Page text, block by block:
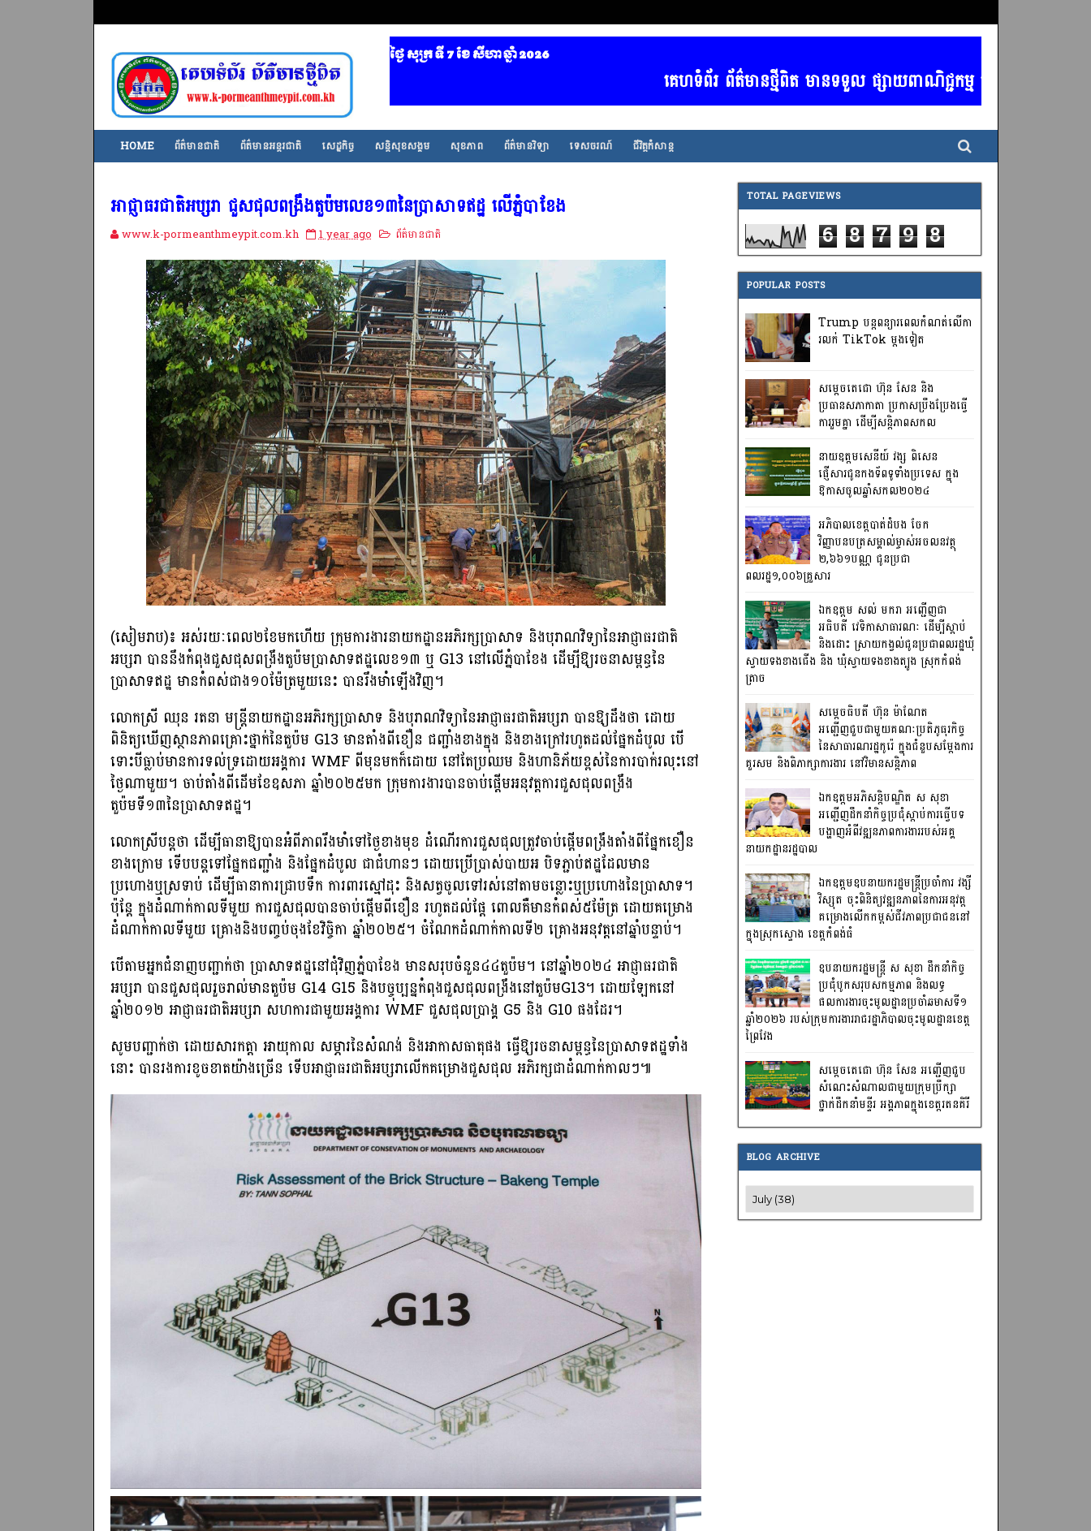
ថ្ងៃ សុក្រ ទី 7​ ខែ សីហា ឆ្នាំ 2026
គេហទំព័រ ព័ត៌មានថ្មីពិត មានទទួល ផ្សាយពាណិជ្ជកម្ម គ្រប់ប្រភទ / ចាងហ្
HOME ព័ត៌មានជាតិ ព័ត៌មានអន្តរជាតិ សេដ្ឋកិច្ច សន្តិសុខសង្គម សុខភាព ព័ត៌មានវិទ្យា ទេសចរណ៍ ជីវិត្តកំសាន្ត
អាជ្ញាធរជាតិអប្សរា ជួសជុលពង្រឹងតួប៉មលេខ១៣នៃប្រាសាទឥដ្ឋ លើភ្នំបាខែង
www.k-pormeanthmeypit.com.kh 1 year ago ព័ត៌មានជាតិ
(សៀមរាប​)៖ អស់រយៈពេល២ខែមកហើយ ក្រុមការងារនាយកដ្ឋានអភិរក្សប្រាសាទ និងបុរាណវិទ្យានៃអាជ្ញាធរជាតិ
អប្សរា បាននឹងកំពុងជួសជុសពង្រឹងតួប៉មប្រាសាទឥដ្ឋលេខ១៣ ឬ G13 នៅលើភ្នំបាខែង ដើម្បីឱ្យរចនាសម្ពន្ធនៃ
ប្រាសាទឥដ្ឋ មានកំពស់ជាង១០ម៉ែត្រមួយនេះ បានរឹងមាំឡើងវិញ។
លោកស្រី ឈុន រតនា មន្ត្រីនាយកដ្ឋានអភិរក្សប្រាសាទ និងបុរាណវិទ្យានៃអាជ្ញាធរជាតិអប្សរា បានឱ្យដឹងថា ដោយ
ពិនិត្យឃើញស្ថានភាពគ្រោះថ្នាក់នៃតួប៉ម G13 មានតាំងពីខឿន ជញ្ជាំងខាងក្នុង និងខាងក្រៅរហូតដល់ផ្នែកដំបូល បើ
ទោះបីធ្លាប់មានការទល់ទ្រដោយអង្គការ WMF ពីមុនមកក៏ដោយ នៅតែប្រឈម និងហានិភ័យខ្ពស់នៃការបាក់រលុះនៅ
ថ្ងៃណាមួយ។ ចាប់តាំងពីដើមខែឧសភា ឆ្នាំ២០២៥មក ក្រុមការងារបានចាប់ផ្តើមអនុវត្តការជួសជុលពង្រឹង
តួប៉មទី១៣នៃប្រាសាទឥដ្ឋ។
លោកស្រីបន្ដថា ដើម្បីធានាឱ្យបានអំពីភាពរឹងមាំទៅថ្ងៃខាងមុខ ដំណើរការជួសជុលត្រូវចាប់ផ្តើមពង្រឹងតាំងពីផ្នែកខឿន
ខាងក្រោម ទើបបន្តទៅផ្នែកជញ្ជាំង និងផ្នែកដំបូល ជាជំហានៗ ដោយប្រើប្រាស់បាយអ បិទភ្ជាប់ឥដ្ឋដែលមាន
ប្រហោងឬស្រទាប់ ដើម្បីធានាការជ្រាបទឹក ការពារស្មៅដុះ និងសត្វចូលទៅរស់នៅតាមចន្លោះឬប្រហោងនៃប្រាសាទ។
ប៉ុន្តែ ក្នុងដំណាក់កាលទីមួយ ការជួសជុលបានចាប់ផ្តើមពីខឿន រហូតដល់ផ្តែ ពោលគឺមានកំពស់៥ម៉ែត្រ ដោយគម្រោង
ដំណាក់កាលទីមួយ គ្រោងនិងបញ្ចប់ចុងខែវិច្ចិកា ឆ្នាំ២០២៥។ ចំណែកដំណាក់កាលទី២ គ្រោងអនុវត្តនៅឆ្នាំបន្ទាប់។
បើតាមអ្នកជំនាញបញ្ជាក់ថា ប្រាសាទឥដ្ឋនៅជុំវិញភ្នំបាខែង មានសរុបចំនួន៤៤តួប៉ម។ នៅឆ្នាំ២០២៤ អាជ្ញាធរជាតិ
អប្សរា បានជួសជុលរួចរាល់មានតួប៉ម G14 G15 និងបច្ចុប្បន្នកំពុងជួសជុលពង្រឹងនៅតួប៉មG13។ ដោយឡែកនៅ
ឆ្នាំ២០១២ អាជ្ញាធរជាតិអប្សរា សហការជាមួយអង្គការ WMF ជួសជុលប្រាង្គ G5 និង G10 ផងដែរ។
សូមបញ្ជាក់ថា ដោយសារកត្តា អាយុកាល សម្ភារនៃសំណង់ និងអាកាសធាតុផង ធ្វើឱ្យរចនាសម្ពន្ធនៃប្រាសាទឥដ្ឋទាំង
នោះ បានរងការខូចខាតយ៉ាងច្រើន ទើបអាជ្ញាធរជាតិអប្សរាលើកគម្រោងជួសជុល អភិរក្សជាដំណាក់កាលៗ៕
TOTAL PAGEVIEWS
6 8 7 9 8
POPULAR POSTS
Trump បន្តពន្យារពេលកំណត់លើកា
រលក់ TikTok ម្តងទៀត
សម្តេចតេជោ ហ៊ុន សែន និង
ប្រធានសភាកាតា ប្រកាសប្រឹងប្រែងធ្វើ
ការ​រួមគ្នា ដើម្បីសន្តិភាពសកល
នាយឧត្តមសេនីយ៍ វង្ស ពិសេន
ផ្ញើសារជូនកងទ័ពទូទាំងប្រទេស ក្នុង
ឱកាសចូលឆ្នាំសកល២០២៤
អភិបាលខេត្តបាត់ដំបង ចែក
វិញ្ញាបនបត្រសម្គាល់ម្ចាស់អចលនវត្ថុ
២,៦៦១បណ្ណ ជូនប្រជា
ពលរដ្ឋ១,០០៦គ្រួសារ
ឯកឧត្តម សល់ មករា អញ្ជើញជា
អធិបតី វេទិកាសាធារណៈ ដើម្បីស្តាប់
និងដោះ ស្រាយកង្វល់ជូនប្រជាពលរដ្ឋឃុំ
ស្វាយទងខាងជើង និង ឃុំស្វាយទងខាងត្បូង ស្រុកកំពង់
ត្រាច
សម្តេចធិបតី ហ៊ុន ម៉ាណែត
អញ្ជើញជួបជាមួយគណៈប្រតិភូធុរកិច្ច
នៃសាធារណរដ្ឋកូរ៉េ ក្នុងជំនួបសម្តែងការ
គួរសម និងពិភាក្សាការងារ នៅវិមានសន្តិភាព
ឯកឧត្តមអភិសន្តិបណ្ឌិត ស សុខា
អញ្ជើញដឹកនាំកិច្ចប្រជុំស្តាប់ការធ្វើបទ
បង្ហាញអំពីវឌ្ឍនភាពការងាររបស់អគ្គ
នាយកដ្ឋានរដ្ឋបាល
ឯកឧត្តមឧបនាយករដ្ឋមន្រ្តីប្រចាំការ វង្សី
វិស្សុត ចុះពិនិត្យវឌ្ឍនភាពនៃការអនុវត្ត
គម្រោងលើកកម្ពស់ជីវភាពប្រជាជននៅ
ក្នុងស្រុកស្ទោង ខេត្តកំពង់ធំ
ឧបនាយករដ្ឋមន្ត្រី ស សុខា ដឹកនាំកិច្ច
ប្រជុំបូកសរុបសកម្មភាព និងលទ្ធ
ផលការងារចុះមូលដ្ឋានប្រចាំឆមាសទី១
ឆ្នាំ២០២៦ របស់ក្រុមការងាររាជរដ្ឋាភិបាលចុះមូលដ្ឋានខេត្ត
ព្រៃវែង
សម្តេចតេជោ ហ៊ុន សែន អញ្ជើញជួប
សំណេះសំណាលជាមួយក្រុមប្រឹក្សា
ថ្នាក់ដឹកនាំមន្ទីរ អង្គភាពក្នុងខេត្តរតនគិរី
BLOG ARCHIVE